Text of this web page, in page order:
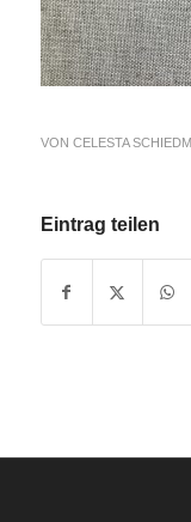
VON CELESTA
Eintrag teilen